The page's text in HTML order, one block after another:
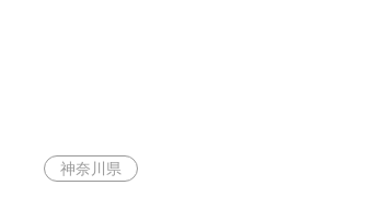
神奈川県